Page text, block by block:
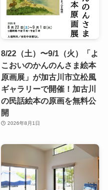
8/22（土）〜9/1（火）「よ
こおいのかんのんさま絵本
原画展」が加古川市立松風
ギャラリーで開催！加古川
の民話絵本の原画を無料公
開
2026年8月1日